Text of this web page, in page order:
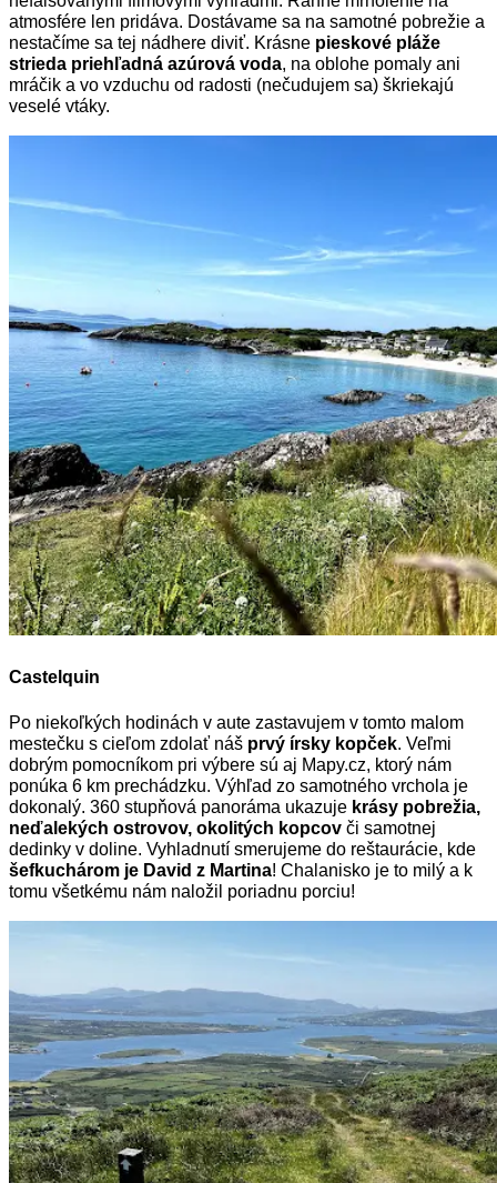
atmosfére len pridáva. Dostávame sa na samotné pobrežie a
nestačíme sa tej nádhere diviť. Krásne pieskové pláže
strieda priehľadná azúrová voda, na oblohe pomaly ani
mráčik a vo vzduchu od radosti (nečudujem sa) škriekajú
veselé vtáky.
Castelquin
Po niekoľkých hodinách v aute zastavujem v tomto malom
mestečku s cieľom zdolať náš prvý írsky kopček. Veľmi
dobrým pomocníkom pri výbere sú aj Mapy.cz, ktorý nám
ponúka 6 km prechádzku. Výhľad zo samotného vrchola je
dokonalý. 360 stupňová panoráma ukazuje krásy pobrežia,
neďalekých ostrovov, okolitých kopcov či samotnej
dedinky v doline. Vyhladnutí smerujeme do reštaurácie, kde
šefkuchárom je David z Martina! Chalanisko je to milý a k
tomu všetkému nám naložil poriadnu porciu!